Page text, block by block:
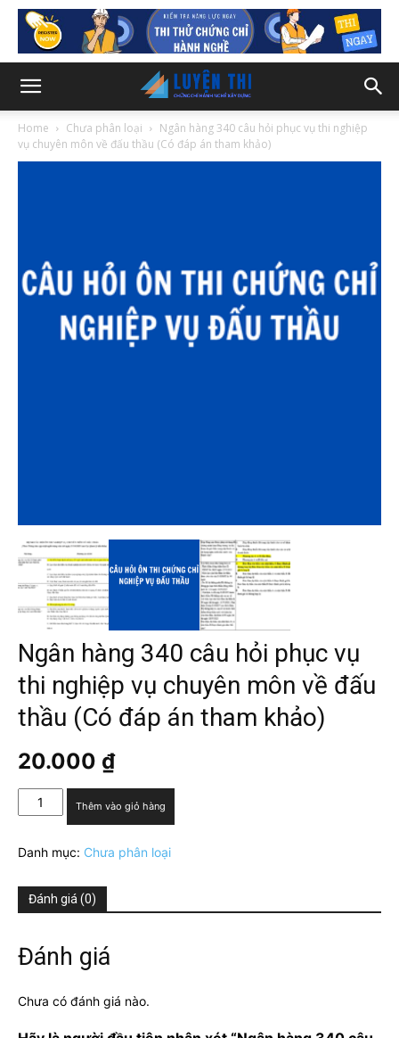
Home Chưa phân loại
Ngân hàng 340 câu hỏi phục vụ thi nghiệp
vụ chuyên môn về đấu thầu (Có đáp án tham khảo)
Ngân hàng 340 câu hỏi phục vụ
thi nghiệp vụ chuyên môn về đấu
thầu (Có đáp án tham khảo)
20.000 ₫
Ngân
hàng
câu
phục
nghiệp
vụ
môn
Thêm vào giỏ hàng
Danh mục: Chưa phân loại
Đánh giá (0)
Đánh giá
Chưa có đánh giá nào.